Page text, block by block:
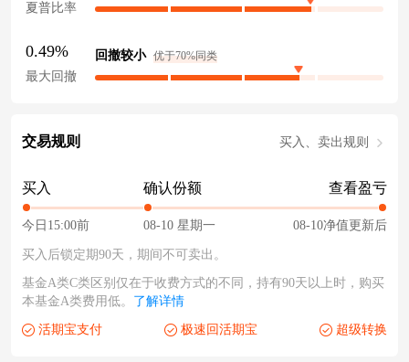
夏普比率
0.49%
最大回撤
回撤较小 优于70%同类
交易规则 买入、卖出规则
买入
今日15:00前
确认份额
08-10 星期一
查看盈亏
08-10净值更新后
买入后锁定期90天，期间不可卖出。
基金A类C类区别仅在于收费方式的不同，持有90天以上时，购买
本基金A类费用低。 了解详情
活期宝支付 极速回活期宝 超级转换